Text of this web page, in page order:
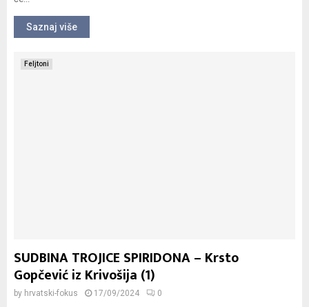
Saznaj više
Feljtoni
SUDBINA TROJICE SPIRIDONA – Krsto
Gopčević iz Krivošija (1)
by hrvatski-fokus 17/09/2024 0